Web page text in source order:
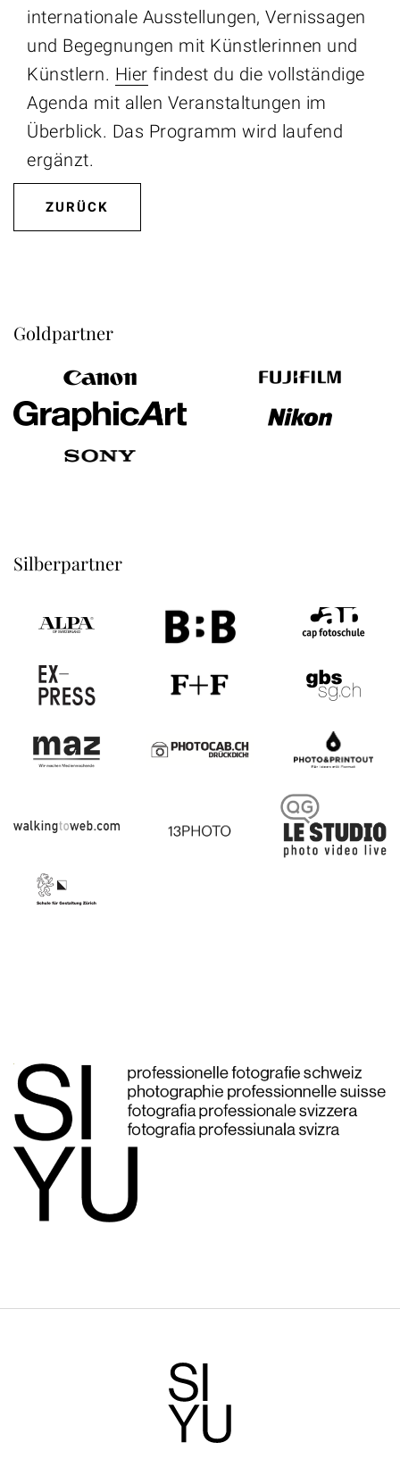
internationale Ausstellungen, Vernissagen
und Begegnungen mit Künstlerinnen und
Künstlern. Hier findest du die vollständige
Agenda mit allen Veranstaltungen im
Überblick. Das Programm wird laufend
ergänzt.
ZURÜCK
Goldpartner
Silberpartner